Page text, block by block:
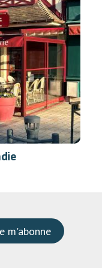
m'abonne